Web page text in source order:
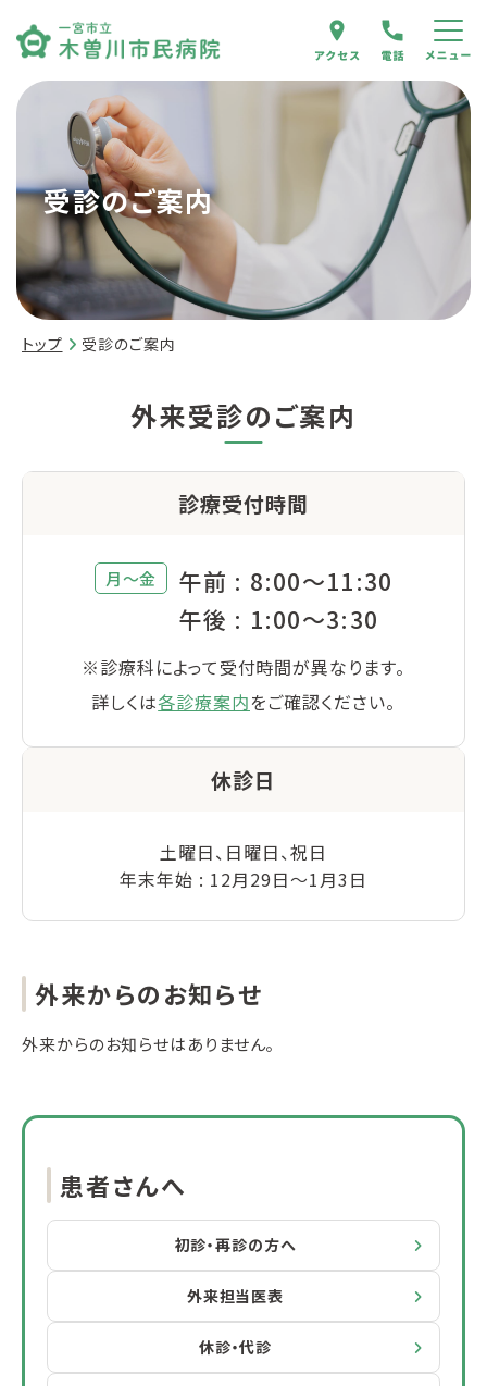
受診のご案内
トップ 受診のご案内
外来受診のご案内
診療受付時間
月〜金
午前 : 8:00～11:30
午後 : 1:00～3:30
※診療科によって受付時間が異なります。
詳しくは各診療案内をご確認ください。
休診日
土曜日、日曜日、祝日
年末年始 : 12月29日～1月3日
外来からのお知らせ
外来からのお知らせはありません。
患者さんへ
初診・再診の方へ
外来担当医表
休診・代診